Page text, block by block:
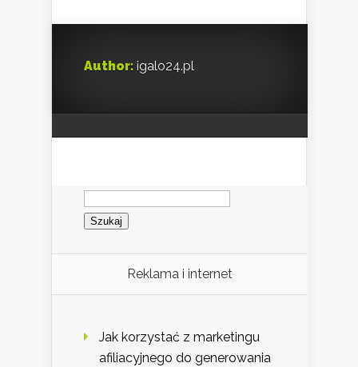
Author: igalo24.pl
Szukaj:
Reklama i internet
Jak korzystać z marketingu
afiliacyjnego do generowania